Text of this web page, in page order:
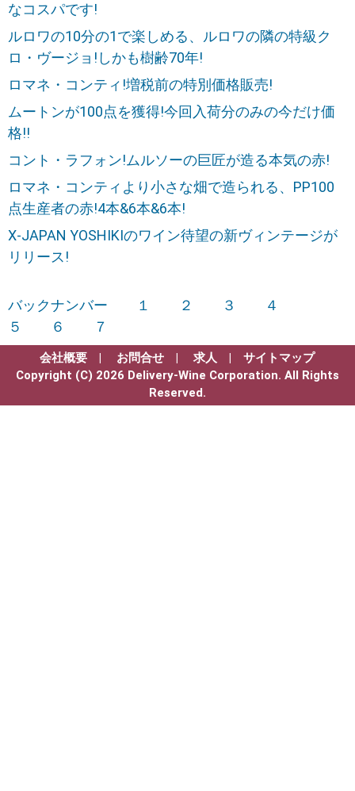
なコスパです!
ルロワの10分の1で楽しめる、ルロワの隣の特級ク
ロ・ヴージョ!しかも樹齢70年!
ロマネ・コンティ!増税前の特別価格販売!
ムートンが100点を獲得!今回入荷分のみの今だけ価
格!!
コント・ラフォン!ムルソーの巨匠が造る本気の赤!
ロマネ・コンティより小さな畑で造られる、PP100
点生産者の赤!4本&6本&6本!
X-JAPAN YOSHIKIのワイン待望の新ヴィンテージが
リリース!
バックナンバー １ ２ ３
４
５
６ ７
会社概要 | お問合せ |求人 |サイトマップ
Copyright (C) 2026 Delivery-Wine Corporation. All Rights
Reserved.